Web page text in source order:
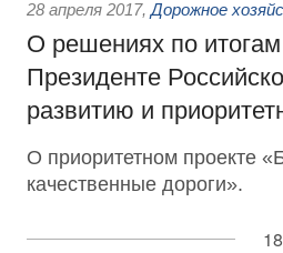
28 апреля 2017, Дорожное
О решениях по
Президенте
развитию и
О приоритетном проекте
качественные дороги».